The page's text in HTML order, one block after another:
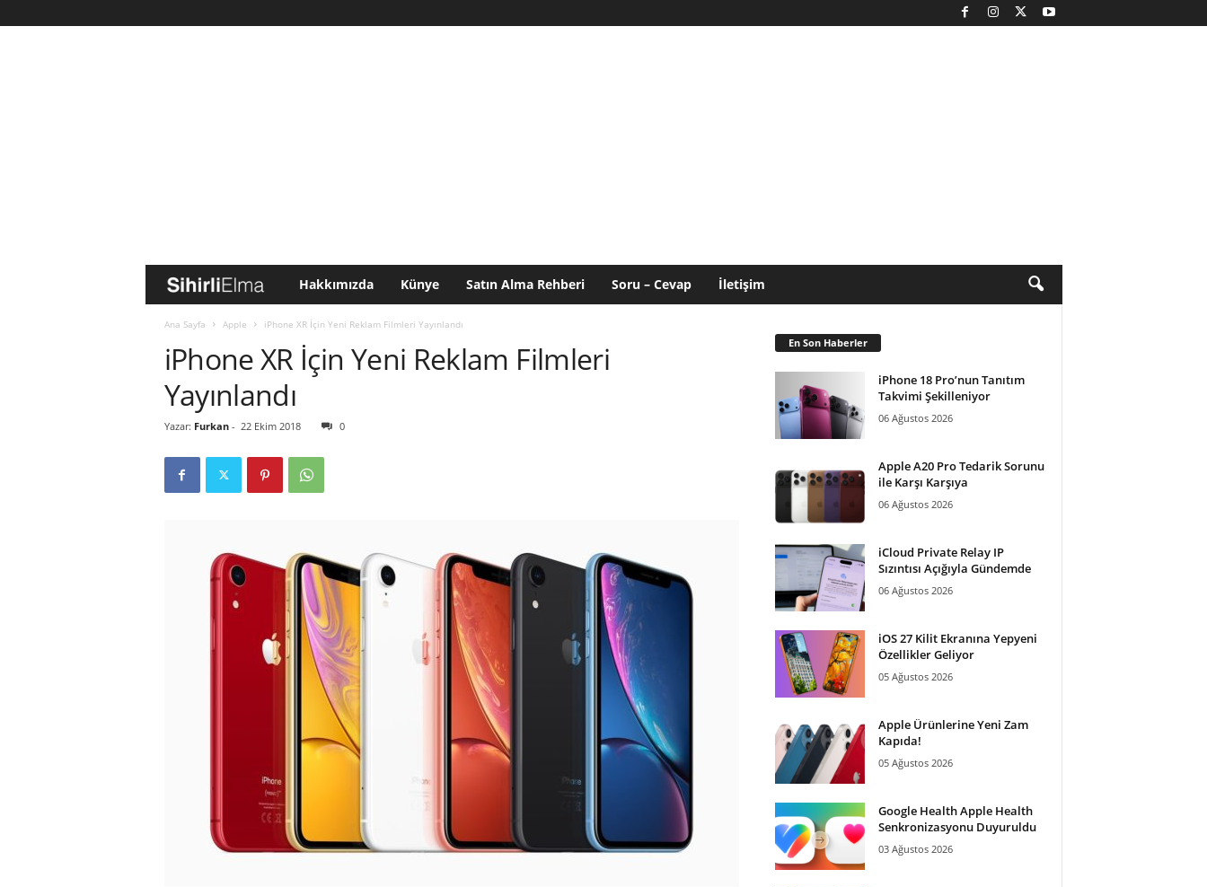
i
h
i
E
l
m
Hakkımızda Künye Satın Alma Rehberi Soru – Cevap İletişim
Ana Sayfa Apple iPhone XR İçin Yeni Reklam Filmleri Yayınlandı
iPhone XR İçin Yeni Reklam Filmleri
Yayınlandı
Yazar: Furkan- 22 Ekim 2018 0
En Son Haberler
iPhone 18 Pro’nun Tanıtım
Takvimi Şekilleniyor
06 Ağustos 2026
Apple A20 Pro Tedarik Sorunu
ile Karşı Karşıya
06 Ağustos 2026
iCloud Private Relay IP
Sızıntısı Açığıyla Gündemde
06 Ağustos 2026
iOS 27 Kilit Ekranına Yepyeni
Özellikler Geliyor
05 Ağustos 2026
Apple Ürünlerine Yeni Zam
Kapıda!
05 Ağustos 2026
Google Health Apple Health
Senkronizasyonu Duyuruldu
03 Ağustos 2026